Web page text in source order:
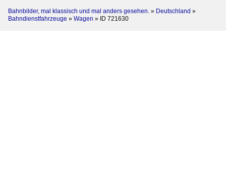
Bahnbilder, mal klassisch und mal anders gesehen. » Deutschland »
Bahndienstfahrzeuge » Wagen » ID 721630